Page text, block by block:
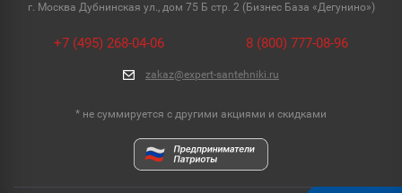
г. Москва Дубнинская ул., дом 75 Б стр. 2 (Бизнес База «Дегунино»)
+7 (495) 268-04-06 8 (800) 777-08-96
zakaz@expert-santehniki.ru
* не суммируется с другими акциями и скидками